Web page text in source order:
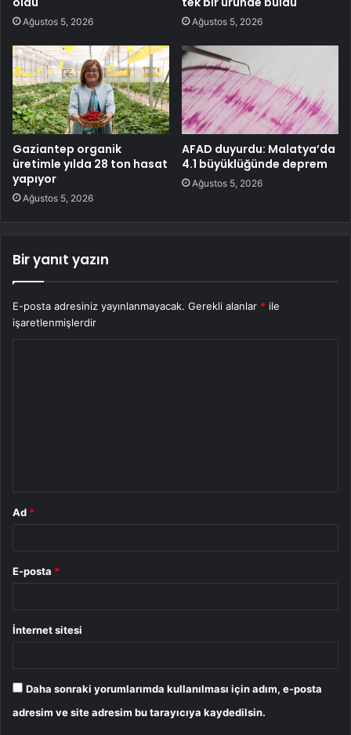
Ağustos 5, 2026 Ağustos 5, 2026
Gaziantep organik
üretimle yılda 28 ton hasat
yapıyor
Ağustos 5, 2026
AFAD duyurdu: Malatya’da
4.1 büyüklüğünde deprem
Ağustos 5, 2026
Bir yanıt yazın
E-posta adresiniz yayınlanmayacak. Gerekli alanlar * ile
işaretlenmişlerdir
Ad *
E-posta *
İnternet sitesi
Daha sonraki yorumlarımda kullanılması için adım, e-posta
adresim ve site adresim bu tarayıcıya kaydedilsin.